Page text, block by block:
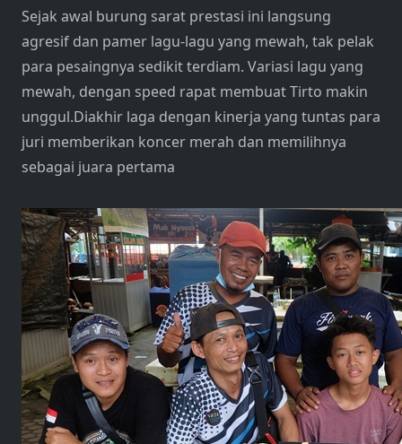
Sejak awal burung sarat prestasi ini langsung
agresif dan pamer lagu-lagu yang mewah, tak pelak
para pesaingnya sedikit terdiam. Variasi lagu yang
mewah, dengan speed rapat membuat Tirto makin
unggul.Diakhir laga dengan kinerja yang tuntas para
juri memberikan koncer merah dan memilihnya
sebagai juara pertama